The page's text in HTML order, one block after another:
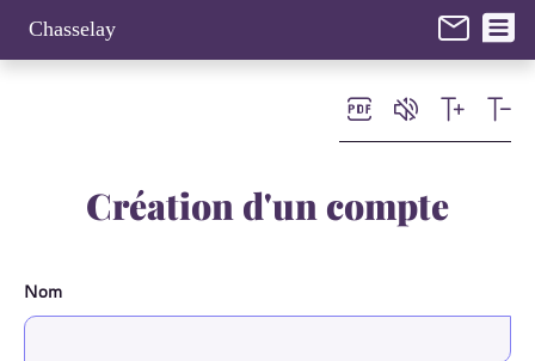
Chasselay
Création d'un compte
Nom